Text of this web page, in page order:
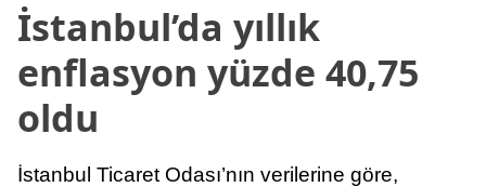
İstanbul’da yıllık
enflasyon yüzde 40,75
oldu
İstanbul Ticaret Odası’nın verilerine göre,